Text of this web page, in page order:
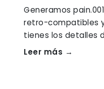
Generamos
retro-compatibles y
tienes los detalles
Leer más →